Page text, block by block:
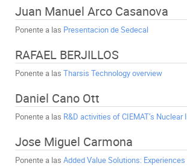
Juan Manuel Arco Casanova
Ponente a las Presentacion de Sedecal
RAFAEL BERJILLOS
Ponente a las Tharsis Technology overview
Daniel Cano Ott
Ponente a las R&D activities of CIEMAT’s Nuclear
Jose Miguel Carmona
Ponente a las Added Value Solutions: